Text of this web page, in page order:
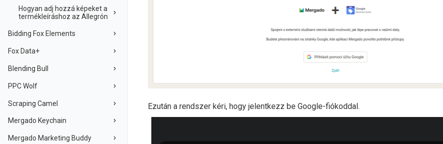
Hogyan adj hozzá képeket a
termékleíráshoz az Allegrón
Bidding Fox Elements
Fox Data+
Blending Bull
PPC Wolf
Scraping Camel
Mergado Keychain
Mergado Marketing Buddy
Ezután a rendszer kéri, hogy jelentkezz be Google-fiókoddal.